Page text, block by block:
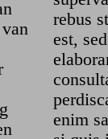
rebus
est,
enim